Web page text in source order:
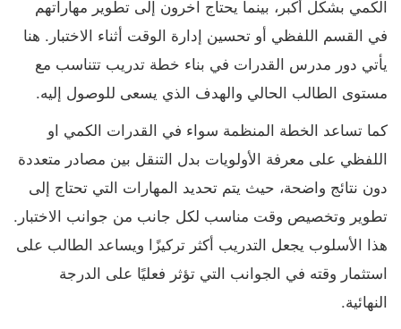
الكمي بشكل أكبر، بينما يحتاج آخرون إلى تطوير مهاراتهم
في القسم اللفظي أو تحسين إدارة الوقت أثناء الاختبار. هنا
يأتي دور مدرس القدرات في بناء خطة تدريب تتناسب مع
مستوى الطالب الحالي والهدف الذي يسعى للوصول إليه.
كما تساعد الخطة المنظمة سواء في القدرات الكمي او
اللفظي على معرفة الأولويات بدل التنقل بين مصادر متعددة
دون نتائج واضحة، حيث يتم تحديد المهارات التي تحتاج إلى
تطوير وتخصيص وقت مناسب لكل جانب من جوانب الاختبار.
هذا الأسلوب يجعل التدريب أكثر تركيزًا ويساعد الطالب على
استثمار وقته في الجوانب التي تؤثر فعليًا على الدرجة
النهائية.